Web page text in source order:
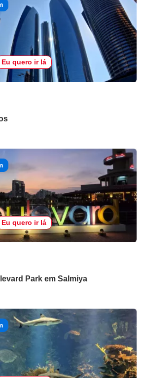
Eu quero ir lá
Eu quero ir lá
Park em Salmiya